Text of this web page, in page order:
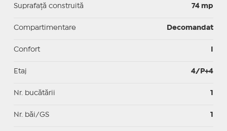
Suprafaţă construită 74 mp
Compartimentare Decomandat
Confort
Etaj 4/P+4
Nr. bucătării 1
Nr. băi/GS 1